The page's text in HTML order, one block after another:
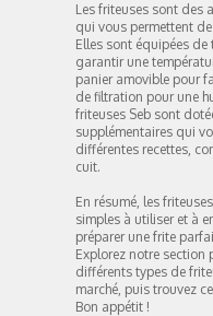
Les friteuses sont des
qui vous permettent
Elles sont équipées
garantir une
panier amovible pour
de filtration pour une
friteuses Seb sont
supplémentaires qui
différentes recettes,
cuit.
En résumé, les
simples à utiliser et à
préparer une frite
Explorez notre section
différents types de
marché, puis trouvez
Bon appétit !